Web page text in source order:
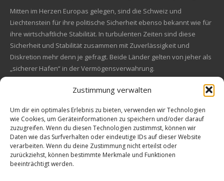
Zustimmung verwalten
Um dir ein optimales Erlebnis zu bieten, verwenden wir Technologien
wie Cookies, um Geräteinformationen zu speichern und/oder darauf
zuzugreifen. Wenn du diesen Technologien zustimmst, können wir
Daten wie das Surfverhalten oder eindeutige IDs auf dieser Website
verarbeiten. Wenn du deine Zustimmung nicht erteilst oder
zurückziehst, können bestimmte Merkmale und Funktionen
beeinträchtigt werden.
Mitten im Herzen Europas gelegen, sind die Schweiz und
Liechtenstein für ihre politische Sicherheit ebenso bekannt wie für
ihre wirtschaftliche Stabilität. In turbulenten Zeiten sind diese
Sicherheit und Stabilität zusammen mit Zuverlässigkeit und
Diskretion mehr denn je gefragt. Beide Länder gelten von jeher als
„sicherer Hafen“ in der Vermögensverwahrung.
Financial concept of convincing origin
Located in the heart of Europe, Switzerland and Liechtenstein are
also known for their political safety as for their economic stability.
In these turbulent times, security and stability along with reliability
and discretion are more in demand than ever. Both countries are
always a "safe haven" in asset safe.
Kundenbewertungen und Erfahrungen zu
EM Global Service AG